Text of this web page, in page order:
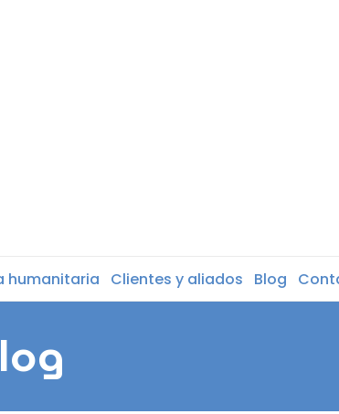
humanitaria Clientes y aliados Blog